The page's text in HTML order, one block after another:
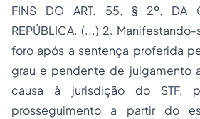
FINS DO ART. 55, § 2º, DA
REPÚBLICA. (...) 2.
foro após a sentença proferida
grau e pendente de julgamento
causa à jurisdição do STF,
prosseguimento a partir do